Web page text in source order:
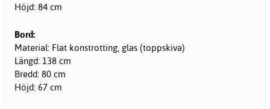
Höjd: 84 cm
Bord:
Material: Flat konstrotting, glas (toppskiva)
Längd: 138 cm
Bredd: 80 cm
Höjd: 67 cm